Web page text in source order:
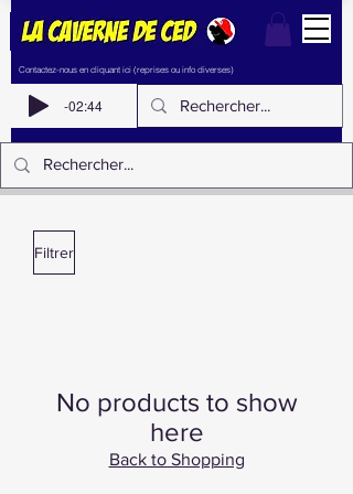
Contactez-nous en cliquant ici (reprises ou info diverses)
-02:44
Filtrer
No products to show
here
Back to Shopping